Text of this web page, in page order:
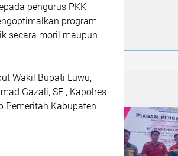
pengurus PKK
program
secara moril maupun
Wakil Bupati Luwu,
Gazali, SE., Kapolres
Pemeritah Kabupaten